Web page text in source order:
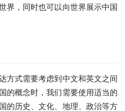
界，同时也可以向世界展示中国
方式需要考虑到中文和英文之间
的概念时，我们需要使用适当的
的历史、文化、地理、政治等方